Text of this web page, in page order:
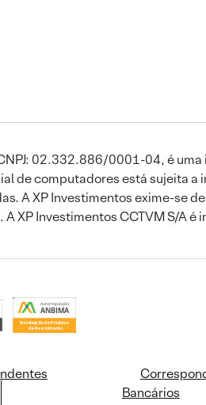
02.332.886/0001-04, é
de computadores está sujeita
A XP Investimentos exime-se
XP Investimentos CCTVM S/A
Bancários